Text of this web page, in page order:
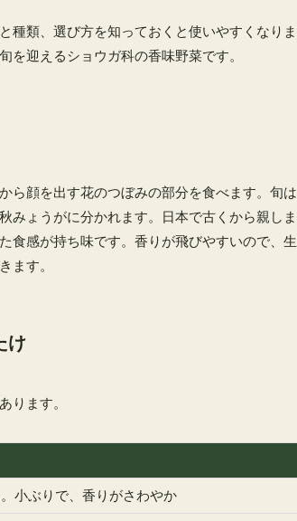
種類、選び方を知っておくと使いやすくなり
を迎えるショウガ科の香味野菜です。
ら顔を出す花のつぼみの部分を食べます。旬
みょうがに分かれます。日本で古くから親し
食感が持ち味です。香りが飛びやすいので、
ます。
け
ります。
小ぶりで、香りがさわやか